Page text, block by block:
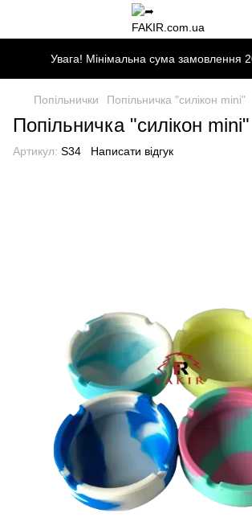
Увага! Мінімальна сума замовлення
Попільнички Попільничка "силікон mini"
Попільничка "силікон mini"
Артикул: S34 Написати відгук